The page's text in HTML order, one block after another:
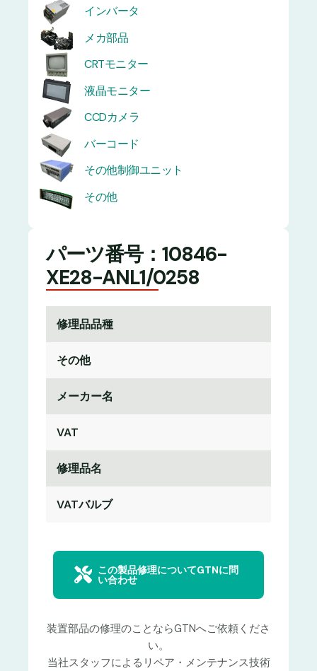
インバータ
メカ部品
CRTモニター
液晶モニター
CCDカメラ
バーコード
その他制御ユニット
その他
パーツ番号：10846-
XE28-ANL1/0258
修理品品種
その他
メーカー名
VAT
修理品名
VATバルブ
この製品修理についてGTNに問
い合わせ
装置部品の修理のことならGTNへご依頼くださ
い。
当社スタッフによるリペア・メンテナンス技術